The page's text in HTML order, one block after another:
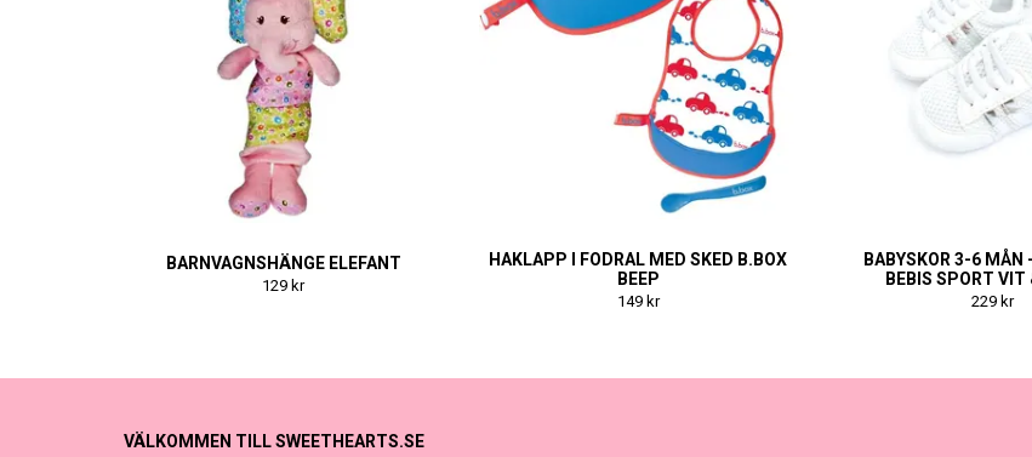
BARNVAGNSHÄNGE ELEFANT
129 kr
HAKLAPP I FODRAL MED SKED B.BOX
BEEP
149 kr
BABYSKOR 3-6 MÅN
BEBIS SPORT VIT
229 kr
VÄLKOMMEN TILL SWEETHEARTS.SE